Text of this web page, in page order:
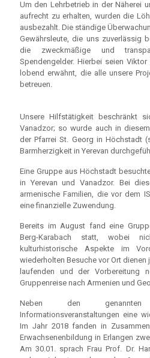
Um den Lehrbetrieb in der Näherei
aufrecht zu erhalten, wurden die
ausbezahlt. Die ständige
Gewährsleute, die uns zuverlässig
die zweckmäßige und
Spendengelder. Hierbei seien
lobend erwähnt, die alle unsere
betreuen.
Unsere Hilfstätigkeit beschränkt
Vanadzor; so wurde auch in
der Pfarrei St. Georg in Höchstadt
Barmherzigkeit in Yerevan
Eine Gruppe aus Höchstadt
in Yerevan und Vanadzor. Bei
armenische Familien, die vor dem
eine finanzielle Zuwendung.
Bereits im August fand eine
Berg-Karabach statt, wobei
kulturhistorische Aspekte im
wiederholten Besuche vor Ort
laufenden und der Vorbereitung
Gruppenreise nach Armenien und
Neben den
Informationsveranstaltungen eine
Im Jahr 2018 fanden in
Erwachsenenbildung in Erlangen
Am 30.01. sprach Frau Prof. Dr.